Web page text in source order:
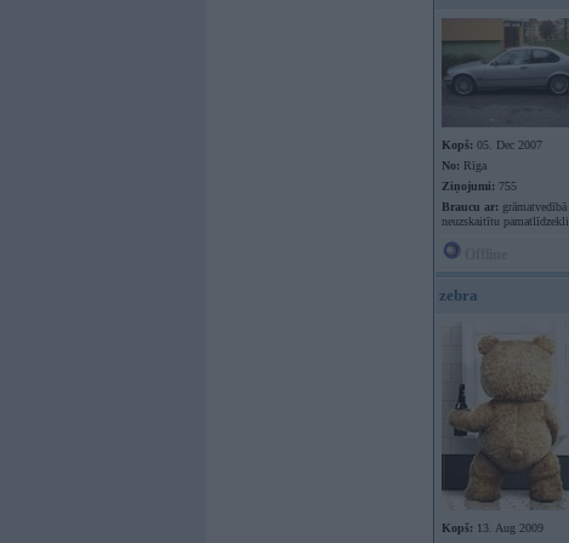
Kopš: 05. Dec 2007
No: Rīga
Ziņojumi: 755
Braucu ar: grāmatvedībā
neuzskaitītu pamatlīdzekli
zebra
Kopš: 13. Aug 2009